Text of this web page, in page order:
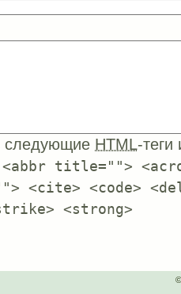
следующие HTML-
title="">
<cite> <code>
<strong>